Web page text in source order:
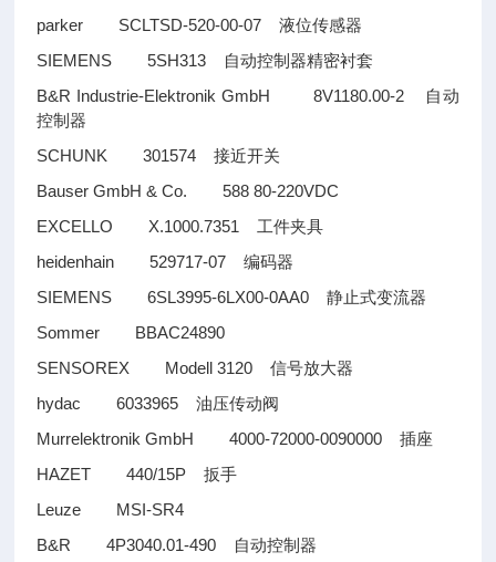
parker SCLTSD-520-00-07液位传感器
SIEMENS 5SH313 自动控制器精密衬套
B&R Industrie-Elektronik GmbH 8V1180.00-2
自动
控制器
SCHUNK 301574接近开关
Bauser GmbH & Co. 588 80-220VDC
EXCELLO X.1000.7351 工件夹具
heidenhain 529717-07编码器
SIEMENS 6SL3995-6LX00-0AA0静止式变流器
Sommer BBAC24890
SENSOREX Modell 3120信号放大器
hydac 6033965油压传动阀
Murrelektronik GmbH 4000-72000-0090000插座
HAZET 440/15P扳手
Leuze MSI-SR4
B&R 4P3040.01-490
自动控制器